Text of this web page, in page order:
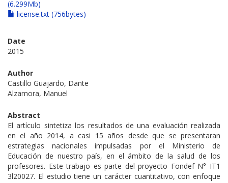
(6.299Mb)
license.txt (756bytes)
Date
2015
Author
Castillo Guajardo, Dante
Alzamora, Manuel
Abstract
El artículo sintetiza los resultados de una evaluación realizada
en el año 2014, a casi 15 años desde que se presentaran
estrategias nacionales impulsadas por el Ministerio de
Educación de nuestro país, en el ámbito de la salud de los
profesores. Este trabajo es parte del proyecto Fondef N° IT1
3l20027. El estudio tiene un carácter cuantitativo, con enfoque